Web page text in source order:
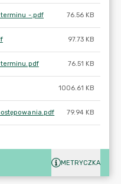
terminu -.pdf 76.56 KB
97.73 KB
terminu.pdf 76.51 KB
1006.61 KB
79.94 KB
METRYCZKA